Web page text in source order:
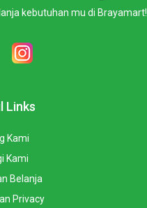
kebutuhan mu di Brayamart!
Links
Kami
Kami
Belanja
Privacy